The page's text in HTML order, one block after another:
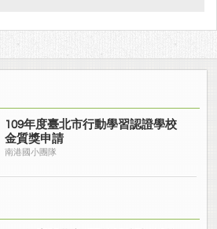
109年度臺北市行動學習認證學校
金質獎申請
南港國小團隊